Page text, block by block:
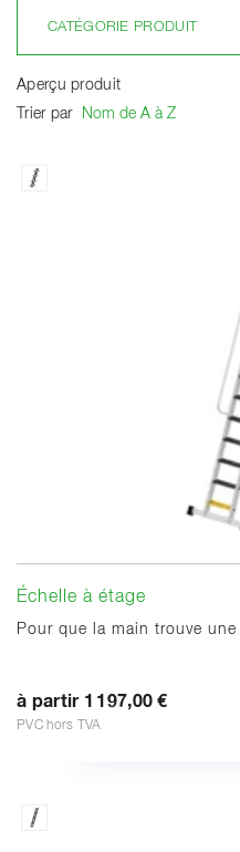
CATÉGORIE PRODUIT
Aperçu produit
Trier par
Échelle à étage
Pour que la main trouve
à partir 1 197,00 €
PVC hors TVA